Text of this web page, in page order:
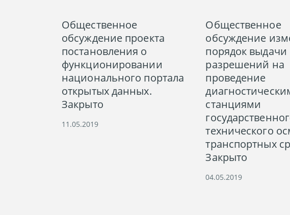
Общественное
обсуждение проекта
постановления о
функционировании
национального портала
открытых данных.
Закрыто
11.05.2019
Общественное
обсуждение
порядок выдачи
разрешений на
проведение
станциями
технического
транспортных
Закрыто
04.05.2019